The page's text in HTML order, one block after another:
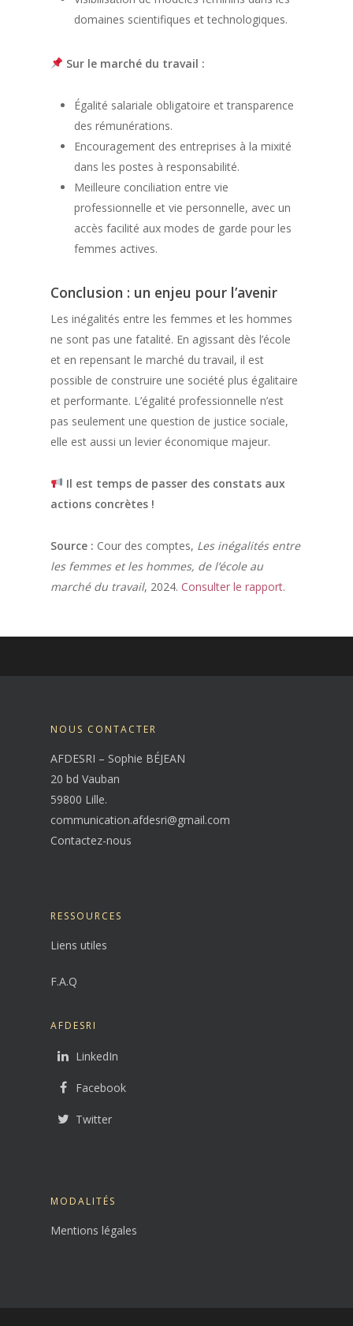
domaines scientifiques et technologiques.
Sur le marché du travail :
Égalité salariale obligatoire et transparence
des rémunérations.
Encouragement des entreprises à la mixité
dans les postes à responsabilité.
Meilleure conciliation entre vie
professionnelle et vie personnelle, avec un
accès facilité aux modes de garde pour les
femmes actives.
Conclusion : un enjeu pour l’avenir
Les inégalités entre les femmes et les hommes
ne sont pas une fatalité. En agissant dès l’école
et en repensant le marché du travail, il est
possible de construire une société plus égalitaire
et performante. L’égalité professionnelle n’est
pas seulement une question de justice sociale,
elle est aussi un levier économique majeur.
Il est temps de passer des constats aux
actions concrètes !
Source : Cour des comptes, Les inégalités entre
les femmes et les hommes, de l’école au
marché du travail, 2024. Consulter le rapport.
NOUS CONTACTER
AFDESRI – Sophie BÉJEAN
20 bd Vauban
59800 Lille.
communication.afdesri@gmail.com
Contactez-nous
RESSOURCES
Liens utiles
F.A.Q
AFDESRI
LinkedIn
Facebook
Twitter
MODALITÉS
Mentions légales